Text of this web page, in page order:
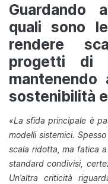
Guardando
quali sono
rendere
progetti di
mantenendo
sostenibilità
«La sfida principale è
modelli sistemici.
scala ridotta, ma fatica
standard condivisi,
Un’altra criticità